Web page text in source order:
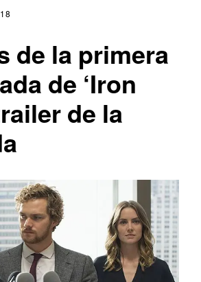
de la primera
de ‘Iron
de la